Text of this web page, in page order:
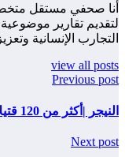
أنا صحفي مستقل
لتقديم تقارير
التجارب الإنسانية
view all posts
Previous post
النيجر |أكثر من 120 قتيلاً و28 مختطفًا في تصعيد دموي متواصل خلال أسبوع.
Next post